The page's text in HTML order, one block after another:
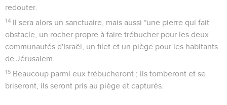
redouter.
14 Il sera alors un sanctuaire, mais aussi *une pierre qui fait
obstacle, un rocher propre à faire trébucher pour les deux
communautés d'Israël, un filet et un piège pour les habitants
de Jérusalem.
15 Beaucoup parmi eux trébucheront ; ils tomberont et se
briseront, ils seront pris au piège et capturés.